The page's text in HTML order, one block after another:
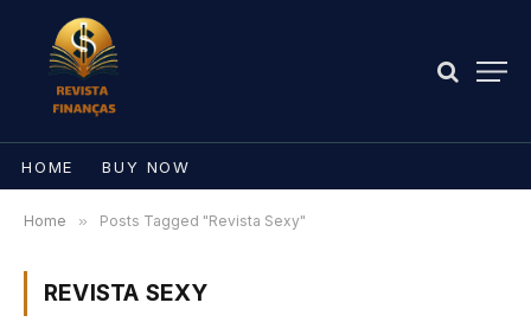
HOME BUY NOW
Home » Posts Tagged "Revista Sexy"
REVISTA SEXY